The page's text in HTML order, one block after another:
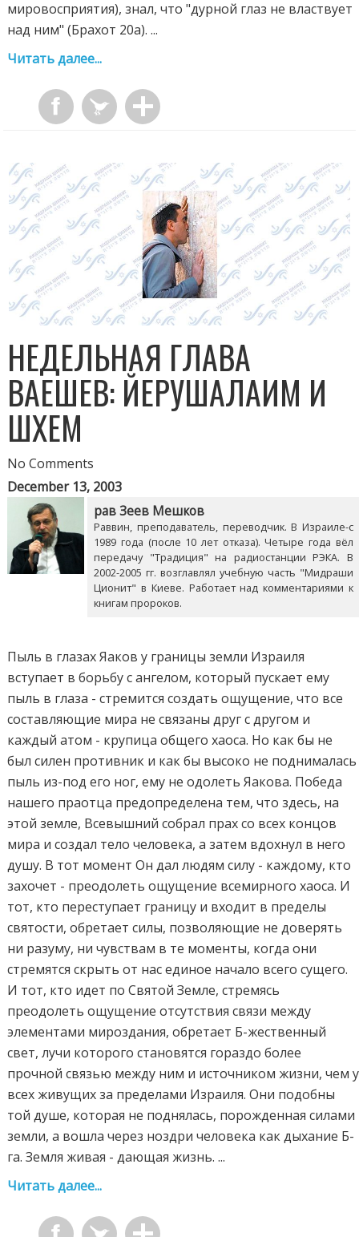
мировосприятия), знал, что "дурной глаз не властвует
над ним" (Брахот 20а). ...
Читать далее...
НЕДЕЛЬНАЯ ГЛАВА
ВАЕШЕВ: ЙЕРУШАЛАИМ И
ШХЕМ
No Comments
December 13, 2003
рав Зеев Мешков
Раввин, преподаватель, переводчик. В Израиле-с
1989 года (после 10 лет отказа). Четыре года вёл
передачу "Традиция" на радиостанции РЭКА. В
2002-2005 гг. возглавлял учебную часть "Мидраши
Ционит" в Киеве. Работает над комментариями к
книгам пророков.
Пыль в глазах Яаков у границы земли Израиля
вступает в борьбу с ангелом, который пускает ему
пыль в глаза - стремится создать ощущение, что все
составляющие мира не связаны друг с другом и
каждый атом - крупица общего хаоса. Но как бы не
был силен противник и как бы высоко не поднималась
пыль из-под его ног, ему не одолеть Яакова. Победа
нашего праотца предопределена тем, что здесь, на
этой земле, Всевышний собрал прах со всех концов
мира и создал тело человека, а затем вдохнул в него
душу. В тот момент Он дал людям силу - каждому, кто
захочет - преодолеть ощущение всемирного хаоса. И
тот, кто переступает границу и входит в пределы
святости, обретает силы, позволяющие не доверять
ни разуму, ни чувствам в те моменты, когда они
стремятся скрыть от нас единое начало всего сущего.
И тот, кто идет по Святой Земле, стремясь
преодолеть ощущение отсутствия связи между
элементами мироздания, обретает Б-жественный
свет, лучи которого становятся гораздо более
прочной связью между ним и источником жизни, чем у
всех живущих за пределами Израиля. Они подобны
той душе, которая не поднялась, порожденная силами
земли, а вошла через ноздри человека как дыхание Б-
га. Земля живая - дающая жизнь. ...
Читать далее...